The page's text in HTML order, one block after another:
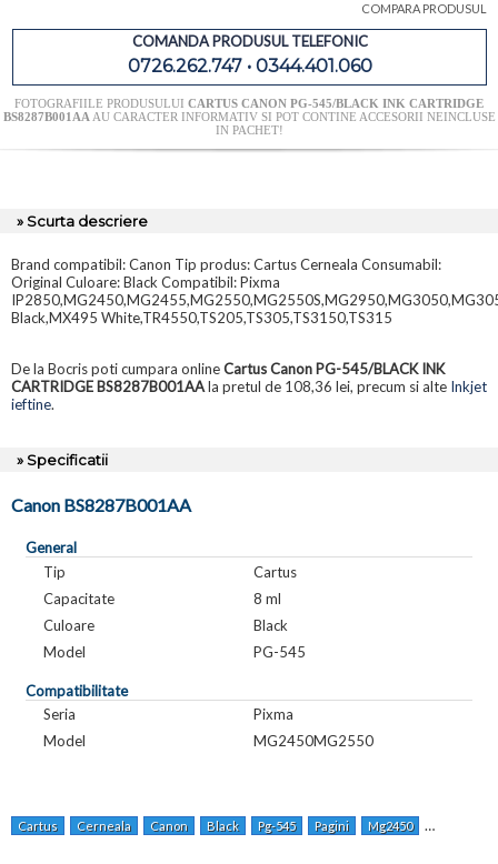
COMPARA PRODUSUL
COMANDA PRODUSUL TELEFONIC
0726.262.747 • 0344.401.060
FOTOGRAFIILE PRODUSULUI CARTUS CANON PG-545/BLACK INK CARTRIDGE
BS8287B001AAAU CARACTER INFORMATIV SI POT CONTINE ACCESORII NEINCLUSE
IN PACHET!
» Scurta descriere
Brand compatibil: Canon Tip produs: Cartus Cerneala Consumabil:
Original Culoare: Black Compatibil: Pixma
Black,MX495 White,TR4550,TS205,TS305,TS3150,TS315
De la Bocris poti cumpara onlineCartus Canon PG-545/BLACK INK
CARTRIDGE BS8287B001AAla pretul de 108,36 lei, precum si alte Inkjet
ieftine.
» Specificatii
Canon BS8287B001AA
General
Tip
Cartus
Capacitate
8 ml
Culoare
Black
Model
PG-545
Compatibilitate
Seria
Pixma
Model
MG2450MG2550
Cartus Cerneala Canon Black Pg-545 Pagini Mg2450 Mg2550